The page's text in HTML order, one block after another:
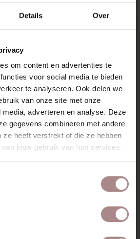
Details Over
om content en advertenties te
voor social media te bieden
te analyseren. Ook delen we
van onze site met onze
adverteren en analyse. Deze
gegevens combineren met andere
ze heeft verstrekt of die ze hebben
jouw gebruik van hun services.
BEKEKEN